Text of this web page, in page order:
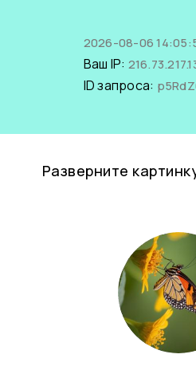
2026-08-06
Ваш IP:
ID запроса:
Разверните